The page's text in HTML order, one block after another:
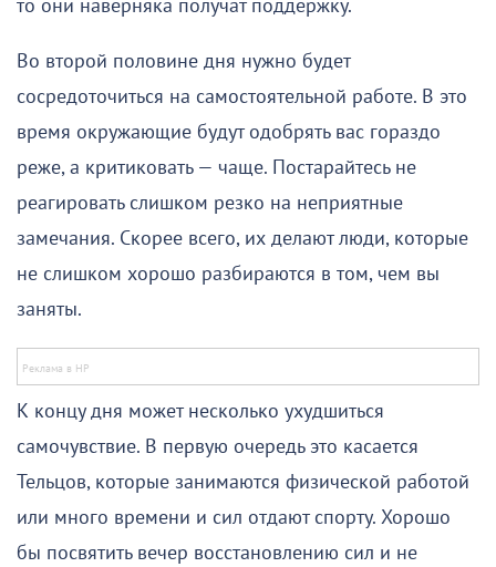
то они наверняка получат поддержку.
Во второй половине дня нужно будет
сосредоточиться на самостоятельной работе. В это
время окружающие будут одобрять вас гораздо
реже, а критиковать — чаще. Постарайтесь не
реагировать слишком резко на неприятные
замечания. Скорее всего, их делают люди, которые
не слишком хорошо разбираются в том, чем вы
заняты.
К концу дня может несколько ухудшиться
самочувствие. В первую очередь это касается
Тельцов, которые занимаются физической работой
или много времени и сил отдают спорту. Хорошо
бы посвятить вечер восстановлению сил и не